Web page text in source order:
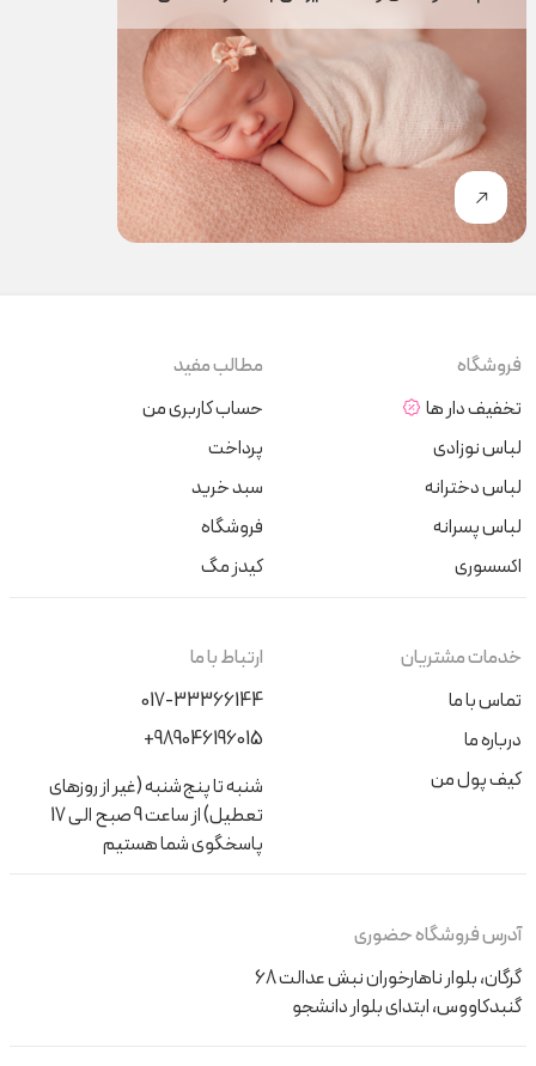
فروشگاه
تخفیف دار ها
لباس نوزادی
لباس دخترانه
لباس پسرانه
اکسسوری
مطالب مفید
حساب کاربری من
پرداخت
سبد خرید
فروشگاه
کیدز مگ
خدمات مشتریان
تماس با ما
درباره ما
کیف پول من
ارتباط با ما
017-33366144
+989046196015
شنبه تا پنج‌شنبه (غیر از روزهای
تعطیل) از ساعت 9 صبح الی 17
پاسخگوی شما هستیم
آدرس فروشگاه حضوری
گرگان، بلوار ناهارخوران نبش عدالت 68
گنبدکاووس، ابتدای بلوار دانشجو